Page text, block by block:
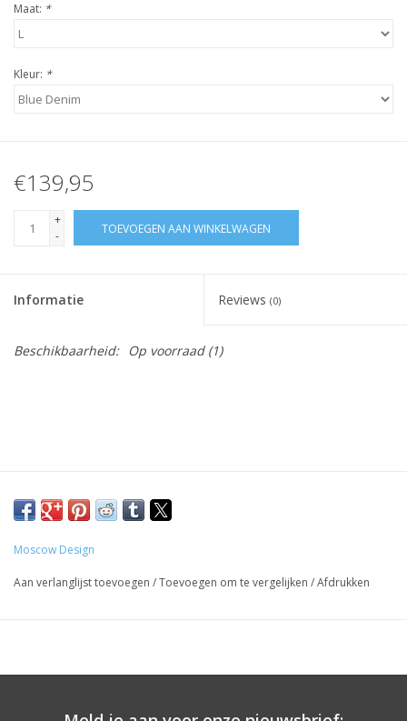
Maat: *
Kleur: *
€139,95
+
-
TOEVOEGEN AAN WINKELWAGEN
Informatie Reviews (0)
Beschikbaarheid: Op voorraad(1)
Moscow Design
Aan verlanglijst toevoegen /Toevoegen om te vergelijken /Afdrukken